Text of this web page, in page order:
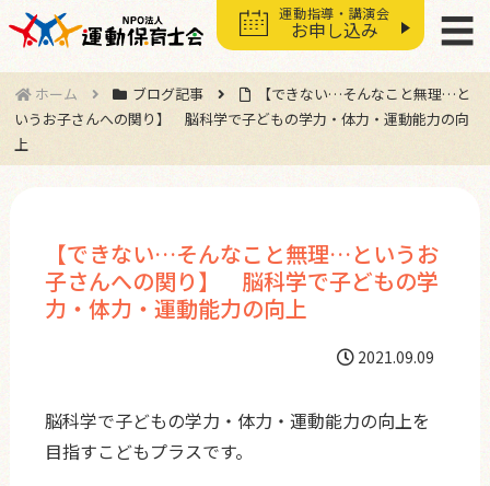
運動指導・講演会
お申し込み ☰
ホーム ブログ記事
【できない…そんなこと無理…と
いうお子さんへの関り】 脳科学で子どもの学力・体力・運動能力の向
上
【できない…そんなこと無理…というお
子さんへの関り】 脳科学で子どもの学
力・体力・運動能力の向上
2021.09.09
脳科学で子どもの学力・体力・運動能力の向上を
目指すこどもプラスです。